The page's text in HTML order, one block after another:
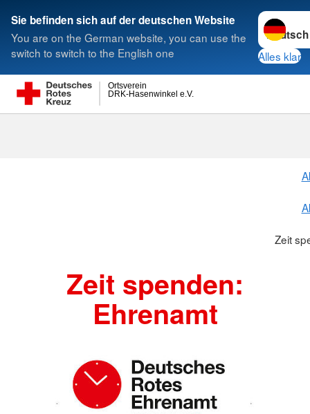
Sie befinden sich auf der deutschen Website
You are on the German website, you can use the
switch to switch to the English one
Sprache
Alles klar
DRK-Hasenwinkel e.V.
Ortsverein
Suche
Zeit
Zeit spenden:
Ehrenamt